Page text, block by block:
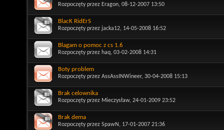
Rozpoczęty przez Eragon, 08-12-2007 13:50
BlacK RidErS
Rozpoczęty przez jacka12, 14-05-2008 16:52
Blagam o pomoc z cs 1.6
Rozpoczęty przez haq, 03-02-2008 14:31
Boty problem
Rozpoczęty przez AssAssINWineer, 30-04-2008 15:13
Brak celownika
Rozpoczęty przez Mieczysław, 24-01-2009 23:52
Brak dema
Rozpoczęty przez SpawN , 17-01-2007 21:36